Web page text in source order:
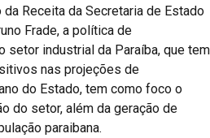
Receita da Secretaria de Estado
Frade, a política de
setor industrial da Paraíba, que tem
nas projeções de
do Estado, tem como foco o
do setor, além da geração de
paraibana.